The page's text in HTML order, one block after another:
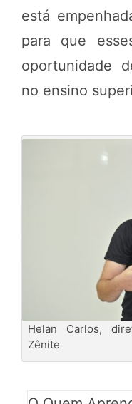
está
para que
oportunidade
no ensino
Helan Carlos,
Zênite